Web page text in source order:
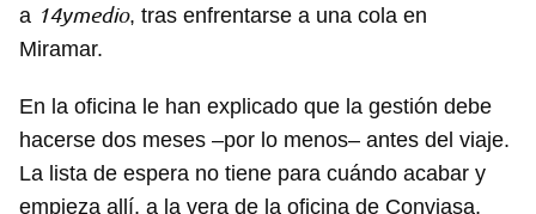
a 14ymedio, tras enfrentarse a una cola en
Miramar.
En la oficina le han explicado que la gestión debe
hacerse dos meses –por lo menos– antes del viaje.
La lista de espera no tiene para cuándo acabar y
empieza allí, a la vera de la oficina de Conviasa,